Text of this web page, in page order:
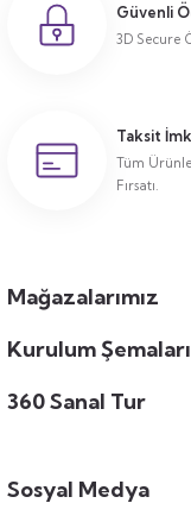
Güvenli
3D Secure
Taksit
Tüm
Fırsatı.
Mağazalarımız
Kurulum Şemaları
360 Sanal Tur
Sosyal Medya